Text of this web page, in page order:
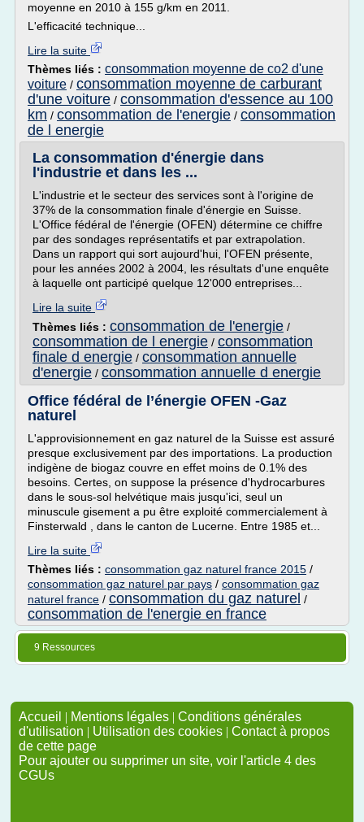
moyenne en 2010 à 155 g/km en 2011.
L'efficacité technique...
Lire la suite
Thèmes liés : consommation moyenne de co2 d'une
voiture / consommation moyenne de carburant
d'une voiture / consommation d'essence au 100
km / consommation de l'energie / consommation
de l energie
La consommation d'énergie dans
l'industrie et dans les ...
L'industrie et le secteur des services sont à l'origine de
37% de la consommation finale d'énergie en Suisse.
L'Office fédéral de l'énergie (OFEN) détermine ce chiffre
par des sondages représentatifs et par extrapolation.
Dans un rapport qui sort aujourd'hui, l'OFEN présente,
pour les années 2002 à 2004, les résultats d'une enquête
à laquelle ont participé quelque 12'000 entreprises...
Lire la suite
Thèmes liés : consommation de l'energie /
consommation de l energie / consommation
finale d energie / consommation annuelle
d'energie / consommation annuelle d energie
Office fédéral de l’énergie OFEN -Gaz
naturel
L'approvisionnement en gaz naturel de la Suisse est assuré
presque exclusivement par des importations. La production
indigène de biogaz couvre en effet moins de 0.1% des
besoins. Certes, on suppose la présence d'hydrocarbures
dans le sous-sol helvétique mais jusqu'ici, seul un
minuscule gisement a pu être exploité commercialement à
Finsterwald , dans le canton de Lucerne. Entre 1985 et...
Lire la suite
Thèmes liés : consommation gaz naturel france 2015 /
consommation gaz naturel par pays / consommation gaz
naturel france / consommation du gaz naturel /
consommation de l'energie en france
9 Ressources
Accueil | Mentions légales | Conditions générales
d'utilisation | Utilisation des cookies | Contact à propos
de cette page
Pour ajouter ou supprimer un site, voir l'article 4 des
CGUs